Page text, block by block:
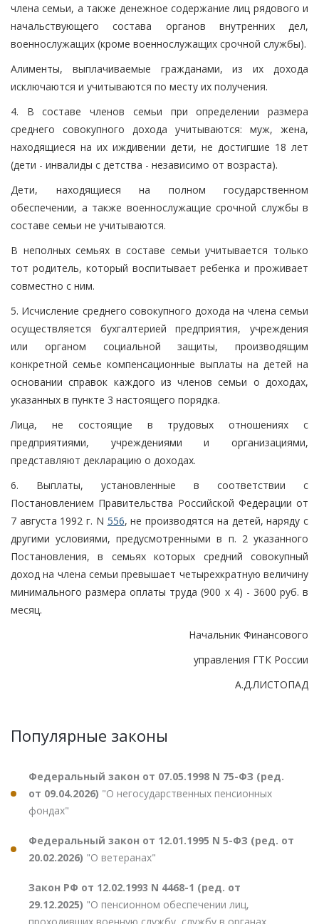
члена семьи, а также денежное содержание лиц рядового и
начальствующего состава органов внутренних дел,
военнослужащих (кроме военнослужащих срочной службы).
Алименты, выплачиваемые гражданами, из их дохода
исключаются и учитываются по месту их получения.
4. В составе членов семьи при определении размера
среднего совокупного дохода учитываются: муж, жена,
находящиеся на их иждивении дети, не достигшие 18 лет
(дети - инвалиды с детства - независимо от возраста).
Дети, находящиеся на полном государственном
обеспечении, а также военнослужащие срочной службы в
составе семьи не учитываются.
В неполных семьях в составе семьи учитывается только
тот родитель, который воспитывает ребенка и проживает
совместно с ним.
5. Исчисление среднего совокупного дохода на члена семьи
осуществляется бухгалтерией предприятия, учреждения
или органом социальной защиты, производящим
конкретной семье компенсационные выплаты на детей на
основании справок каждого из членов семьи о доходах,
указанных в пункте 3 настоящего порядка.
Лица, не состоящие в трудовых отношениях с
предприятиями, учреждениями и организациями,
представляют декларацию о доходах.
6. Выплаты, установленные в соответствии с
Постановлением Правительства Российской Федерации от
7 августа 1992 г. N 556, не производятся на детей, наряду с
другими условиями, предусмотренными в п. 2 указанного
Постановления, в семьях которых средний совокупный
доход на члена семьи превышает четырехкратную величину
минимального размера оплаты труда (900 x 4) - 3600 руб. в
месяц.
Начальник Финансового
управления ГТК России
А.Д.ЛИСТОПАД
Популярные законы
Федеральный закон от 07.05.1998 N 75-ФЗ (ред.
от 09.04.2026) "О негосударственных пенсионных
фондах"
Федеральный закон от 12.01.1995 N 5-ФЗ (ред. от
20.02.2026) "О ветеранах"
Закон РФ от 12.02.1993 N 4468-1 (ред. от
29.12.2025) "О пенсионном обеспечении лиц,